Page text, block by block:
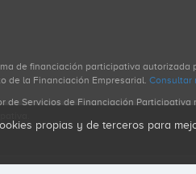
de financiación participativa autorizada
de la Financiación Empresarial. Consultar
de Servicios de Financiación Participativa
propias y de terceros para